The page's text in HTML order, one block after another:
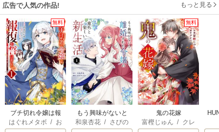
広告で人気の作品! もっと見る
無料
ブチ切れ令嬢は報
復を誓いました。
はぐれメタボ / お
もう興味がないと
離婚された令嬢の
和泉杏花 / さびの
無料
鬼の花嫁
富樫じゅん / クレ